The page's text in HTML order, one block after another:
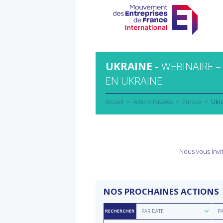
UKRAINE - WEBINAIRE
EN UKRAINE
Accueil Actions Passées Eurasie
Nous vous
NOS PROCHAINES ACTIONS
RECHERCHER Rechercher
parPAR DATE
par